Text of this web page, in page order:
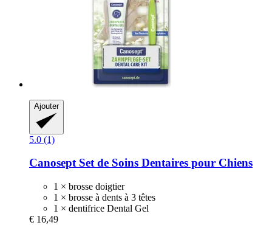
Ajouter
5.0 (1)
CanoseptSet de Soins Dentaires pour Chiens
1 × brosse doigtier
1 × brosse à dents à 3 têtes
1 × dentifrice Dental Gel
€ 16,49